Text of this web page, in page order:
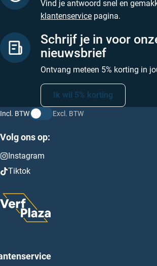
Vind je antwoord snel en
klantenservice pagina.
Schrijf je in voor
nieuwsbrief
Ontvang meteen 5% korting in
Ik wil 5% korting
Incl. BTW Excl. BTW
Volg ons op:
Instagram
Tiktok